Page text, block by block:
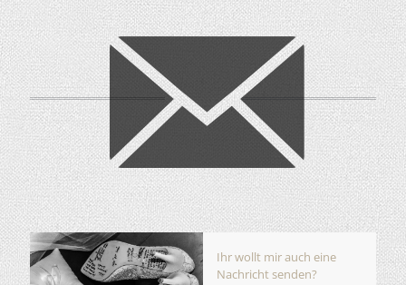
Ihr wollt mir auch eine
Nachricht senden?